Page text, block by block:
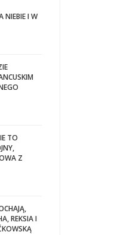
NIEBIE I W
TO
Z
REKSIA I